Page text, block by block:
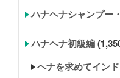
ハナヘナシャンプー
ハナヘナ初級編
ヘナを求めてイン